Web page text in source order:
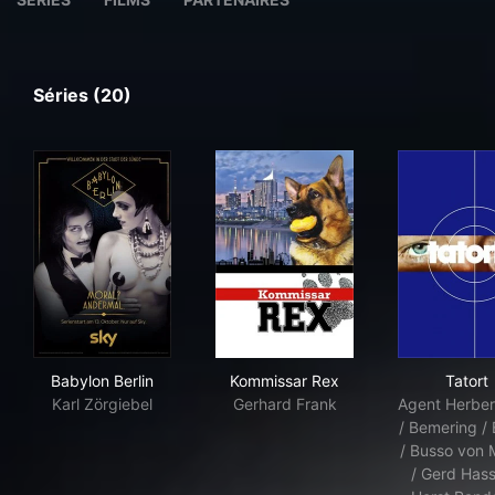
Séries (20)
Babylon Berlin
Karl Zörgiebel
Kommissar Rex
Gerhard Frank
Tatort
Agent
/ Bemering /
/ Busso von
/ Gerd